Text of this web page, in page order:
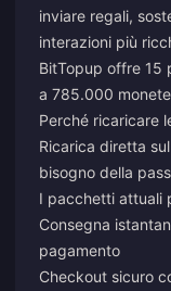
inviare regali,
interazioni più
BitTopup offre 15
a 785.000
Perché ricaricare
Ricarica diretta
bisogno della
I pacchetti attuali
Consegna
pagamento
Checkout sicuro